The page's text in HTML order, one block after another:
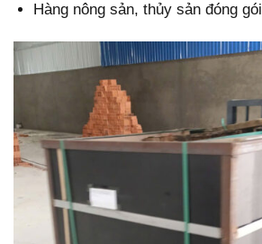
Hàng nông sản, thủy sản đóng gói